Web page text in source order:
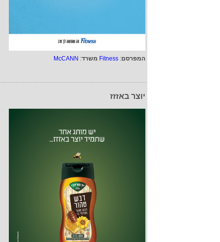
המפרסם:
Fitness משרד:
McCANN
יוצר באזזז